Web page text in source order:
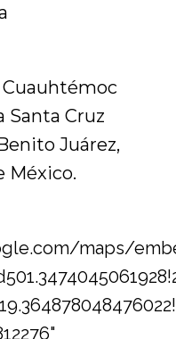
Santa Cruz
Juárez,
México.
maps/